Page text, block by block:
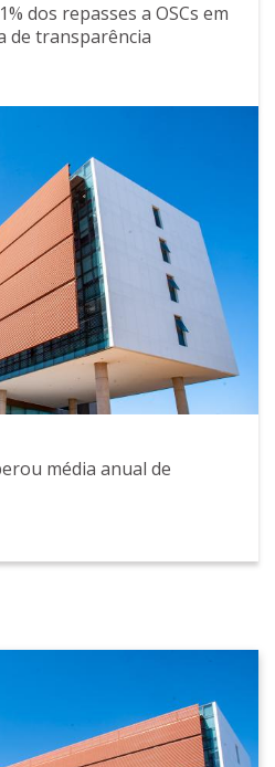
dos repasses a OSCs em
de transparência
média anual de